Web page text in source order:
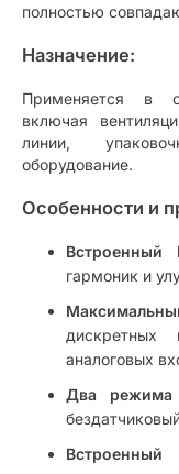
полностью
Назначение:
Применяется в
включая
линии,
оборудование.
Особенности и
Встроенный
гармоник и
аналоговых
Два режима
Встроенный